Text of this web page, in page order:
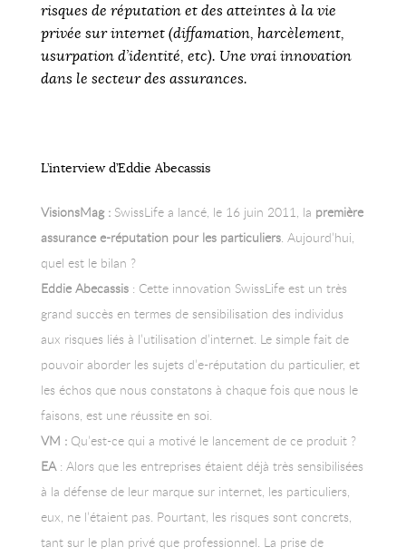
risques de réputation et des atteintes à la vie
privée sur internet (diffamation, harcèlement,
usurpation d’identité, etc). Une vrai innovation
dans le secteur des assurances.
L’interview d’Eddie Abecassis
VisionsMag :SwissLife a lancé, le 16 juin 2011, la première
assurance e-réputation pour les particuliers. Aujourd’hui,
quel est le bilan ?
Eddie Abecassis: Cette innovation SwissLife est un très
grand succès en termes de sensibilisation des individus
aux risques liés à l’utilisation d’internet. Le simple fait de
pouvoir aborder les sujets d’e-réputation du particulier, et
les échos que nous constatons à chaque fois que nous le
faisons, est une réussite en soi.
VM : Qu’est-ce qui a motivé le lancement de ce produit ?
EA: Alors que les entreprises étaient déjà très sensibilisées
à la défense de leur marque sur internet, les particuliers,
eux, ne l’étaient pas. Pourtant, les risques sont concrets,
tant sur le plan privé que professionnel. La prise de